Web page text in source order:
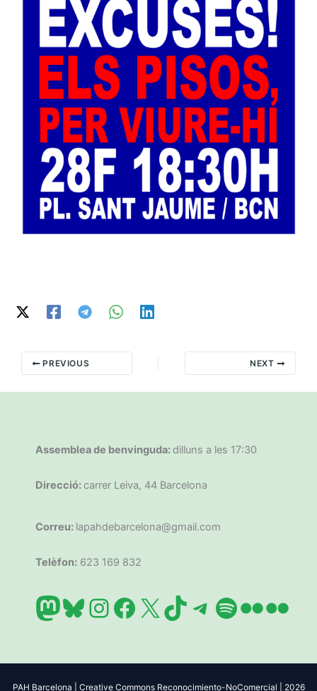
PREVIOUS NEXT
Assemblea de benvinguda: dilluns a les 17:30
Direcció: carrer Leiva, 44 Barcelona
Correu: lapahdebarcelona@gmail.com
Telèfon: 623 169 832
Mastodon
Bluesky
Instagram
Facebook
X TikTok
Telegram
Spotify
Flickr
PAH Barcelona | Creative Commons Reconocimiento-NoComercial | 2026